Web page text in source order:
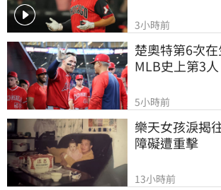
3小時前
楚奧特第6次
MLB史上第3人
5小時前
樂天女孩淚揭
障礙遭重擊
13小時前